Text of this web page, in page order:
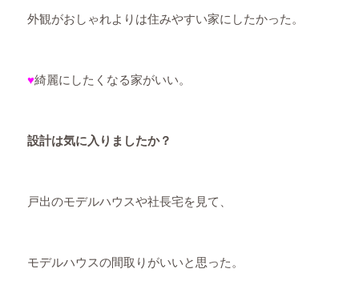
外観がおしゃれよりは住みやすい家にしたかった。
♥綺麗にしたくなる家がいい。
設計は気に入りましたか？
戸出のモデルハウスや社長宅を見て、
モデルハウスの間取りがいいと思った。